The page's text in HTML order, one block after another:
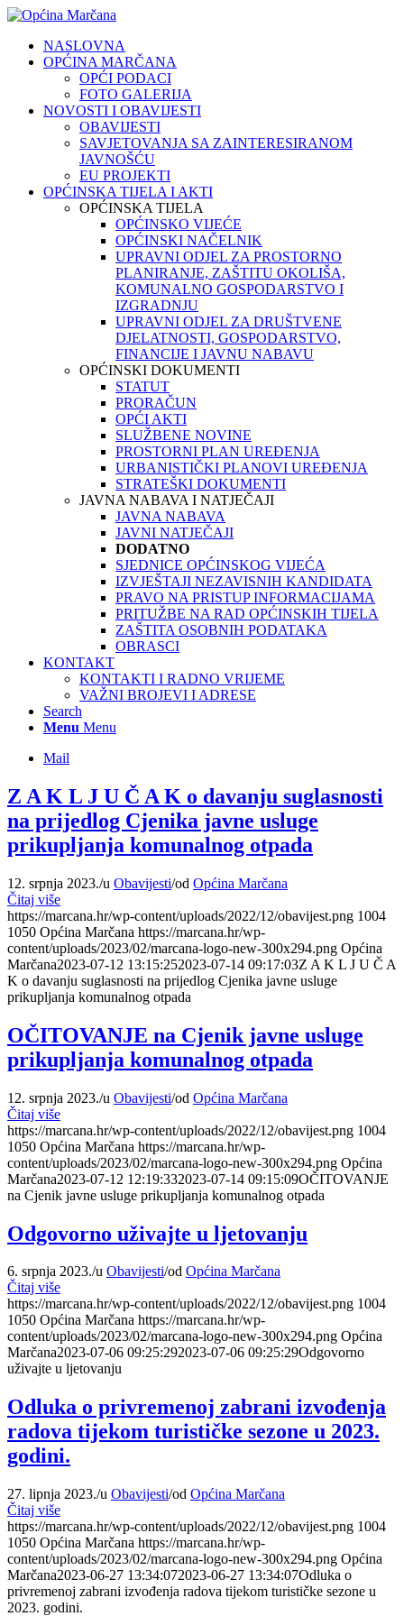
NASLOVNA
OPĆINA MARČANA
OPĆI PODACI
FOTO GALERIJA
NOVOSTI I OBAVIJESTI
OBAVIJESTI
SAVJETOVANJA SA ZAINTERESIRANOM
JAVNOŠĆU
EU PROJEKTI
OPĆINSKA TIJELA I AKTI
OPĆINSKA TIJELA
OPĆINSKO VIJEĆE
OPĆINSKI NAČELNIK
UPRAVNI ODJEL ZA PROSTORNO
PLANIRANJE, ZAŠTITU OKOLIŠA,
KOMUNALNO GOSPODARSTVO I
IZGRADNJU
UPRAVNI ODJEL ZA DRUŠTVENE
DJELATNOSTI, GOSPODARSTVO,
FINANCIJE I JAVNU NABAVU
OPĆINSKI DOKUMENTI
STATUT
PRORAČUN
OPĆI AKTI
SLUŽBENE NOVINE
PROSTORNI PLAN UREĐENJA
URBANISTIČKI PLANOVI UREĐENJA
STRATEŠKI DOKUMENTI
JAVNA NABAVA I NATJEČAJI
JAVNA NABAVA
JAVNI NATJEČAJI
DODATNO
SJEDNICE OPĆINSKOG VIJEĆA
IZVJEŠTAJI NEZAVISNIH KANDIDATA
PRAVO NA PRISTUP INFORMACIJAMA
PRITUŽBE NA RAD OPĆINSKIH TIJELA
ZAŠTITA OSOBNIH PODATAKA
OBRASCI
KONTAKT
KONTAKTI I RADNO VRIJEME
VAŽNI BROJEVI I ADRESE
Search
Menu Menu
Mail
Z A K L J U Č A K o davanju suglasnosti
na prijedlog Cjenika javne usluge
prikupljanja komunalnog otpada
12. srpnja 2023./u Obavijesti/od Općina Marčana
Čitaj više
https://marcana.hr/wp-content/uploads/2022/12/obavijest.png 1004
1050 Općina Marčana https://marcana.hr/wp-
content/uploads/2023/02/marcana-logo-new-300x294.png Općina
Marčana2023-07-12 13:15:252023-07-14 09:17:03Z A K L J U Č A
K o davanju suglasnosti na prijedlog Cjenika javne usluge
prikupljanja komunalnog otpada
OČITOVANJE na Cjenik javne usluge
prikupljanja komunalnog otpada
12. srpnja 2023./u Obavijesti/od Općina Marčana
Čitaj više
https://marcana.hr/wp-content/uploads/2022/12/obavijest.png 1004
1050 Općina Marčana https://marcana.hr/wp-
content/uploads/2023/02/marcana-logo-new-300x294.png Općina
Marčana2023-07-12 12:19:332023-07-14 09:15:09OČITOVANJE
na Cjenik javne usluge prikupljanja komunalnog otpada
Odgovorno uživajte u ljetovanju
6. srpnja 2023./u Obavijesti/od Općina Marčana
Čitaj više
https://marcana.hr/wp-content/uploads/2022/12/obavijest.png 1004
1050 Općina Marčana https://marcana.hr/wp-
content/uploads/2023/02/marcana-logo-new-300x294.png Općina
Marčana2023-07-06 09:25:292023-07-06 09:25:29Odgovorno
uživajte u ljetovanju
Odluka o privremenoj zabrani izvođenja
radova tijekom turističke sezone u 2023.
godini.
27. lipnja 2023./u Obavijesti/od Općina Marčana
Čitaj više
https://marcana.hr/wp-content/uploads/2022/12/obavijest.png 1004
1050 Općina Marčana https://marcana.hr/wp-
content/uploads/2023/02/marcana-logo-new-300x294.png Općina
Marčana2023-06-27 13:34:072023-06-27 13:34:07Odluka o
privremenoj zabrani izvođenja radova tijekom turističke sezone u
2023. godini.